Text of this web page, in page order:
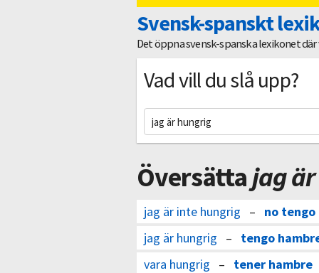
Svensk-spanskt
Det öppna svensk-spanska lexikonet
Vad vill du slå upp?
Översättajag
jag är inte hungrig – no tengo
jag är hungrig – tengo
vara hungrig – tener hambre